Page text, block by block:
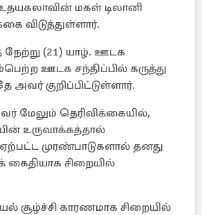
மகள் டிலானி
விடுத்துள்ளார்.
நேற்று (21) யாழ். ஊடக
ஊடக சந்திப்பில் கருத்து
அவர் குறிப்பிட்டுள்ளார்.
மேலும் தெரிவிக்கையில்,
உருவாக்கத்தால்
முரண்பாடுகளால் தனது
சிறையில்
சூழ்ச்சி காரணமாக சிறையில்